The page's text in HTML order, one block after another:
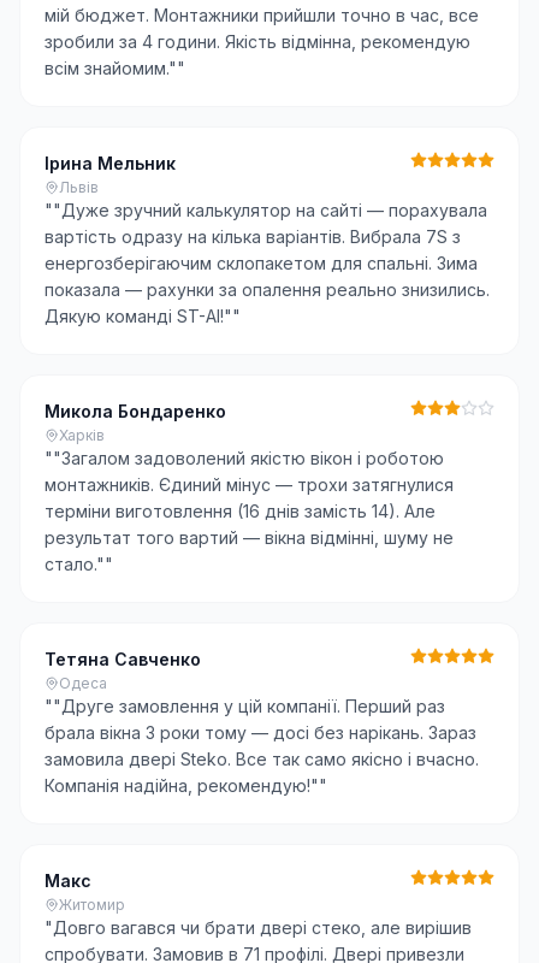
мій бюджет. Монтажники прийшли точно в час, все
зробили за 4 години. Якість відмінна, рекомендую
всім знайомим.""
Ірина Мельник
Львів
""Дуже зручний калькулятор на сайті — порахувала
вартість одразу на кілька варіантів. Вибрала 7S з
енергозберігаючим склопакетом для спальні. Зима
показала — рахунки за опалення реально знизились.
Дякую команді ST-AI!""
Микола Бондаренко
Харків
""Загалом задоволений якістю вікон і роботою
монтажників. Єдиний мінус — трохи затягнулися
терміни виготовлення (16 днів замість 14). Але
результат того вартий — вікна відмінні, шуму не
стало.""
Тетяна Савченко
Одеса
""Друге замовлення у цій компанії. Перший раз
брала вікна 3 роки тому — досі без нарікань. Зараз
замовила двері Steko. Все так само якісно і вчасно.
Компанія надійна, рекомендую!""
Макс
Житомир
"Довго вагався чи брати двері стеко, але вирішив
спробувати. Замовив в 71 профілі. Двері привезли